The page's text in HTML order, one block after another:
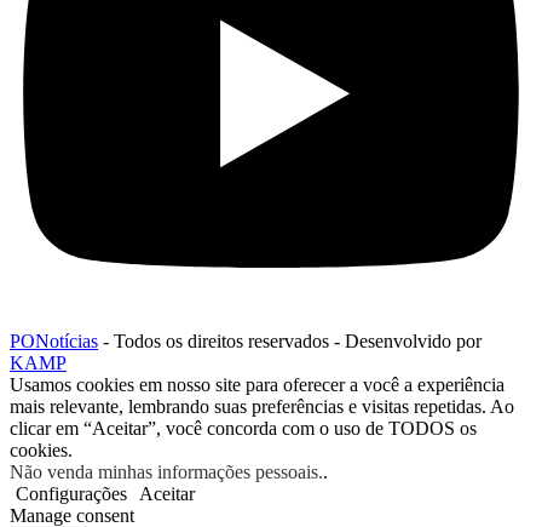
PONotícias - Todos os direitos reservados - Desenvolvido por
KAMP
Usamos cookies em nosso site para oferecer a você a experiência
mais relevante, lembrando suas preferências e visitas repetidas. Ao
clicar em “Aceitar”, você concorda com o uso de TODOS os
cookies.
Não venda minhas informações pessoais..
Configurações
Aceitar
Manage consent